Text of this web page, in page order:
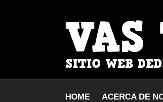
HOME ACERCA DE